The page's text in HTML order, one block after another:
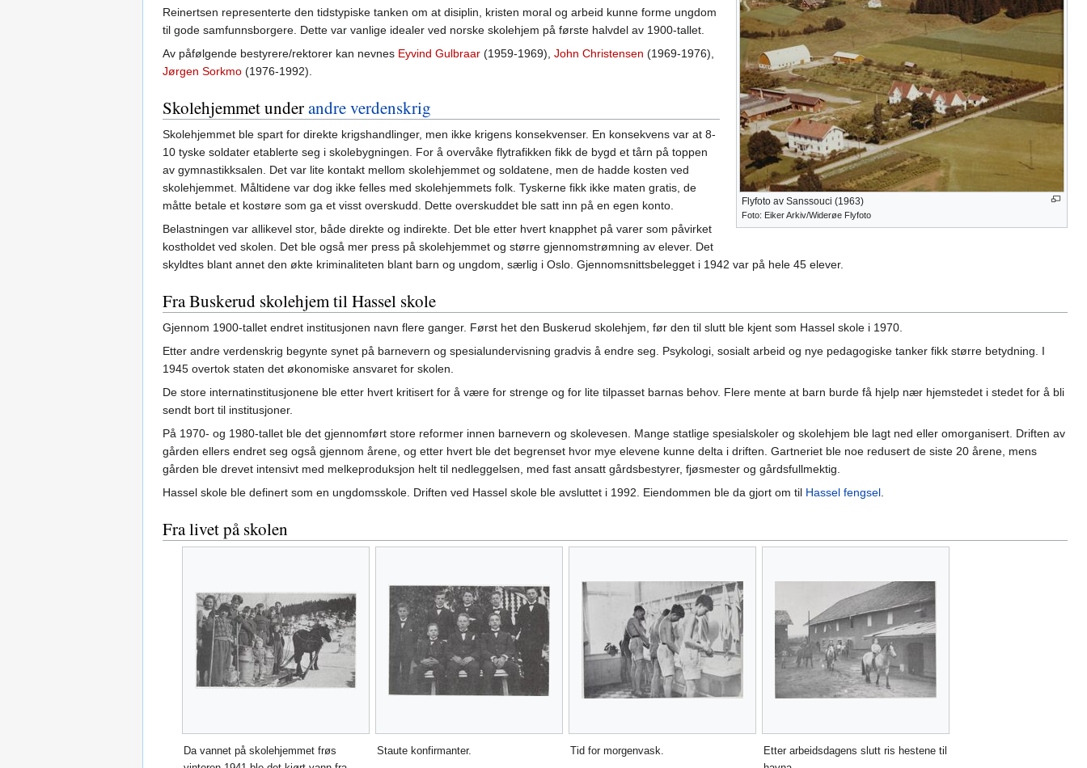
Flyfoto av Sanssouci (1963)
Foto: Eiker Arkiv/Widerøe Flyfoto
Reinertsen representerte den tidstypiske tanken om at disiplin, kristen moral og arbeid kunne forme ungdom
til gode samfunnsborgere. Dette var vanlige idealer ved norske skolehjem på første halvdel av 1900-tallet.
Av påfølgende bestyrere/rektorer kan nevnes Eyvind Gulbraar (1959-1969), John Christensen (1969-1976),
Jørgen Sorkmo (1976-1992).
Skolehjemmet underandre verdenskrig
Skolehjemmet ble spart for direkte krigshandlinger, men ikke krigens konsekvenser. En konsekvens var at 8-
10 tyske soldater etablerte seg i skolebygningen. For å overvåke flytrafikken fikk de bygd et tårn på toppen
av gymnastikksalen. Det var lite kontakt mellom skolehjemmet og soldatene, men de hadde kosten ved
skolehjemmet. Måltidene var dog ikke felles med skolehjemmets folk. Tyskerne fikk ikke maten gratis, de
måtte betale et kostøre som ga et visst overskudd. Dette overskuddet ble satt inn på en egen konto.
Belastningen var allikevel stor, både direkte og indirekte. Det ble etter hvert knapphet på varer som påvirket
kostholdet ved skolen. Det ble også mer press på skolehjemmet og større gjennomstrømning av elever. Det
skyldtes blant annet den økte kriminaliteten blant barn og ungdom, særlig i Oslo. Gjennomsnittsbelegget i 1942 var på hele 45 elever.
Fra Buskerud skolehjem til Hassel skole
Gjennom 1900-tallet endret institusjonen navn flere ganger. Først het den Buskerud skolehjem, før den til slutt ble kjent som Hassel skole i 1970.
Etter andre verdenskrig begynte synet på barnevern og spesialundervisning gradvis å endre seg. Psykologi, sosialt arbeid og nye pedagogiske tanker fikk større betydning. I
1945 overtok staten det økonomiske ansvaret for skolen.
De store internatinstitusjonene ble etter hvert kritisert for å være for strenge og for lite tilpasset barnas behov. Flere mente at barn burde få hjelp nær hjemstedet i stedet for å bli
sendt bort til institusjoner.
På 1970- og 1980-tallet ble det gjennomført store reformer innen barnevern og skolevesen. Mange statlige spesialskoler og skolehjem ble lagt ned eller omorganisert. Driften av
gården ellers endret seg også gjennom årene, og etter hvert ble det begrenset hvor mye elevene kunne delta i driften. Gartneriet ble noe redusert de siste 20 årene, mens
gården ble drevet intensivt med melkeproduksjon helt til nedleggelsen, med fast ansatt gårdsbestyrer, fjøsmester og gårdsfullmektig.
Hassel skole ble definert som en ungdomsskole. Driften ved Hassel skole ble avsluttet i 1992. Eiendommen ble da gjort om til Hassel fengsel
Fra livet på skolen
Da vannet på skolehjemmet frøs
Staute konfirmanter. Tid for morgenvask.
Etter arbeidsdagens slutt ris hestene til